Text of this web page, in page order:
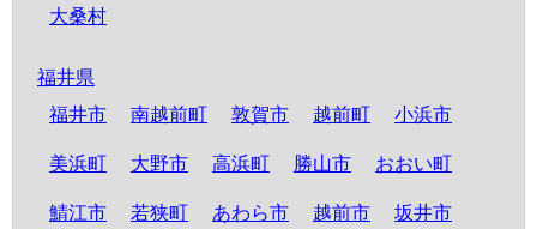
大桑村
福井県
福井市
南越前町 敦賀市 越前町 小浜市
美浜町 大野市 高浜町 勝山市 おおい町
鯖江市 若狭町 あわら市 越前市 坂井市